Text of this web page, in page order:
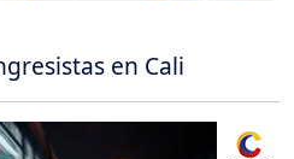
en Cali